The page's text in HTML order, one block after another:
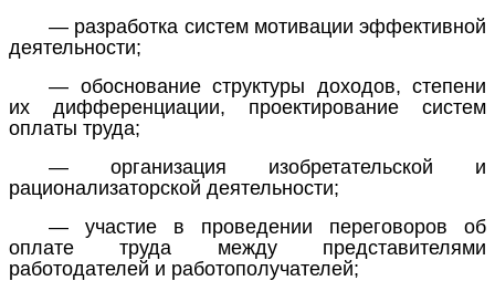
— разработка систем мотивации эффективной
деятельности;
— обоснование структуры доходов, степени
их дифференциации, проектирование систем
оплаты труда;
— организация изобретательской и
рационализаторской деятельности;
— участие в проведении переговоров об
оплате труда между представителями
работодателей и работополучателей;